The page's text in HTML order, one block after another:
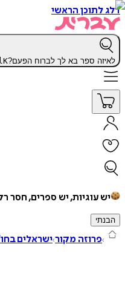
דלג לתוכן הראשי
לאיזה ספר בא לך לברוח הפעם?K
יש עוגיות, יש ספרים, חסר
הבנתי
פרוזה מקור ישראלים